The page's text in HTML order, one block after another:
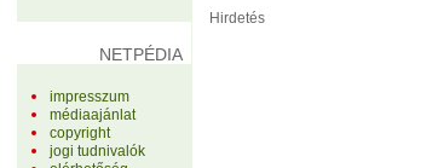
NETPÉDIA
impresszum
médiaajánlat
copyright
jogi tudnivalók
Hirdetés